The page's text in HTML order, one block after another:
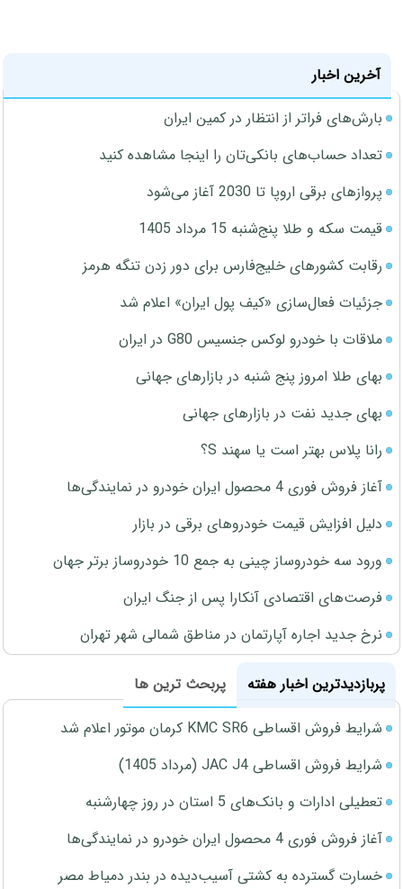
آخرین اخبار
بارش‌های فراتر از انتظار در کمین ایران
تعداد حساب‌های بانکی‌تان را اینجا مشاهده کنید
پروازهای برقی اروپا تا 2030 آغاز می‌شود
قیمت سکه و طلا پنج‌شنبه 15 مرداد 1405
رقابت کشورهای خلیج‌فارس برای دور زدن تنگه هرمز
جزئیات فعال‌سازی «کیف پول ایران» اعلام شد
ملاقات با خودرو لوکس جنسیس G80 در ایران
بهای طلا امروز پنج شنبه در بازارهای جهانی
بهای جدید نفت در بازارهای جهانی
رانا پلاس بهتر است یا سهند S؟
آغاز فروش فوری 4 محصول ایران خودرو در نمایندگی‌ها
دلیل افزایش قیمت خودروهای برقی در بازار
ورود سه خودروساز چینی به جمع 10 خودروساز برتر جهان
فرصت‌های اقتصادی آنکارا پس از جنگ ایران
نرخ جدید اجاره آپارتمان در مناطق شمالی شهر تهران
پربازدیدترین اخبار هفته
پربحث ترین ها
شرایط فروش اقساطی KMC SR6 کرمان موتور اعلام شد
شرایط فروش اقساطی JAC J4 (مرداد 1405)
تعطیلی ادارات و بانک‌های 5 استان در روز چهارشنبه
آغاز فروش فوری 4 محصول ایران خودرو در نمایندگی‌ها
خسارت گسترده به کشتی آسیب‌دیده در بندر دمیاط مصر